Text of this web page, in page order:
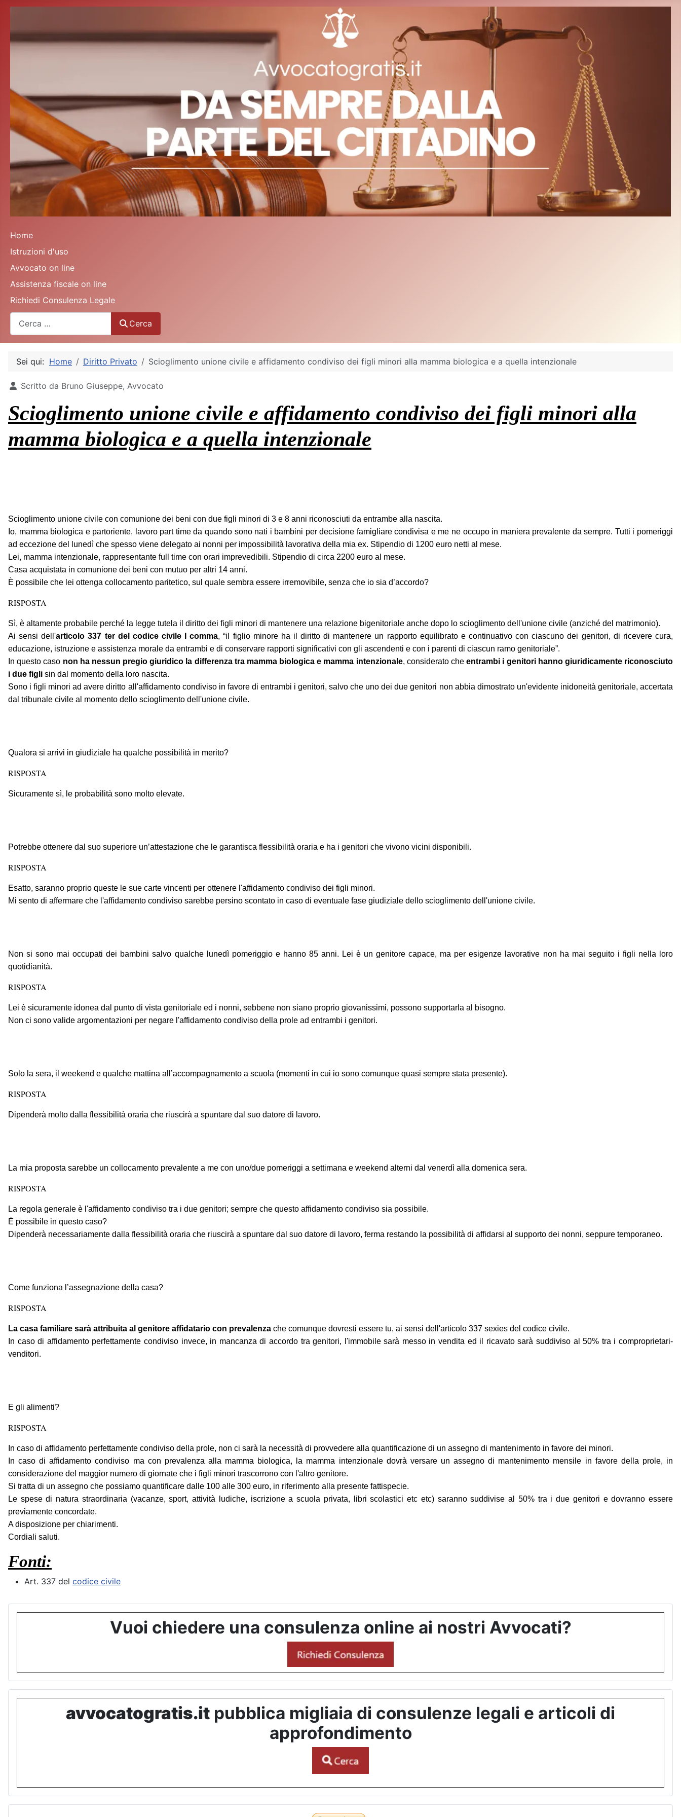
Home
Istruzioni d'uso
Avvocato on line
Assistenza fiscale on line
Richiedi Consulenza Legale
Cerca
Sei qui: Home Diritto Privato Scioglimento unione civile e affidamento condiviso dei figli minori alla mamma biologica e a quella intenzionale
Dettagli
Scritto da Bruno Giuseppe, Avvocato
Scioglimento unione civile e affidamento condiviso dei figli minori alla
mamma biologica e a quella intenzionale
Scioglimento unione civile con comunione dei beni con due figli minori di 3 e 8 anni riconosciuti da entrambe alla nascita.
Io, mamma biologica e partoriente, lavoro part time da quando sono nati i bambini per decisione famigliare condivisa e me ne occupo in maniera prevalente da sempre. Tutti i pomeriggi
ad eccezione del lunedì che spesso viene delegato ai nonni per impossibilità lavorativa della mia ex. Stipendio di 1200 euro netti al mese.
Lei, mamma intenzionale, rappresentante full time con orari imprevedibili. Stipendio di circa 2200 euro al mese.
Casa acquistata in comunione dei beni con mutuo per altri 14 anni.
È possibile che lei ottenga collocamento paritetico, sul quale sembra essere irremovibile, senza che io sia d’accordo?
RISPOSTA
Sì, è altamente probabile perché la legge tutela il diritto dei figli minori di mantenere una relazione bigenitoriale anche dopo lo scioglimento dell'unione civile (anziché del matrimonio).
Ai sensi dell'articolo 337 ter del codice civile I comma, “il figlio minore ha il diritto di mantenere un rapporto equilibrato e continuativo con ciascuno dei genitori, di ricevere cura,
educazione, istruzione e assistenza morale da entrambi e di conservare rapporti significativi con gli ascendenti e con i parenti di ciascun ramo genitoriale”.
In questo caso non ha nessun pregio giuridico la differenza tra mamma biologica e mamma intenzionale, considerato cheentrambi i genitori hanno giuridicamente riconosciuto
i due figli sin dal momento della loro nascita.
Sono i figli minori ad avere diritto all'affidamento condiviso in favore di entrambi i genitori, salvo che uno dei due genitori non abbia dimostrato un'evidente inidoneità genitoriale, accertata
dal tribunale civile al momento dello scioglimento dell'unione civile.
Qualora si arrivi in giudiziale ha qualche possibilità in merito?
RISPOSTA
Sicuramente sì, le probabilità sono molto elevate.
Potrebbe ottenere dal suo superiore un’attestazione che le garantisca flessibilità oraria e ha i genitori che vivono vicini disponibili.
RISPOSTA
Esatto, saranno proprio queste le sue carte vincenti per ottenere l'affidamento condiviso dei figli minori.
Mi sento di affermare che l'affidamento condiviso sarebbe persino scontato in caso di eventuale fase giudiziale dello scioglimento dell'unione civile.
Non si sono mai occupati dei bambini salvo qualche lunedì pomeriggio e hanno 85 anni. Lei è un genitore capace, ma per esigenze lavorative non ha mai seguito i figli nella loro
quotidianità.
RISPOSTA
Lei è sicuramente idonea dal punto di vista genitoriale ed i nonni, sebbene non siano proprio giovanissimi, possono supportarla al bisogno.
Non ci sono valide argomentazioni per negare l'affidamento condiviso della prole ad entrambi i genitori.
Solo la sera, il weekend e qualche mattina all’accompagnamento a scuola (momenti in cui io sono comunque quasi sempre stata presente).
RISPOSTA
Dipenderà molto dalla flessibilità oraria che riuscirà a spuntare dal suo datore di lavoro.
La mia proposta sarebbe un collocamento prevalente a me con uno/due pomeriggi a settimana e weekend alterni dal venerdì alla domenica sera.
RISPOSTA
La regola generale è l'affidamento condiviso tra i due genitori; sempre che questo affidamento condiviso sia possibile.
È possibile in questo caso?
Dipenderà necessariamente dalla flessibilità oraria che riuscirà a spuntare dal suo datore di lavoro, ferma restando la possibilità di affidarsi al supporto dei nonni, seppure temporaneo.
Come funziona l’assegnazione della casa?
RISPOSTA
La casa familiare sarà attribuita al genitore affidatario con prevalenza che comunque dovresti essere tu, ai sensi dell'articolo 337 sexies del codice civile.
In caso di affidamento perfettamente condiviso invece, in mancanza di accordo tra genitori, l'immobile sarà messo in vendita ed il ricavato sarà suddiviso al 50% tra i comproprietari-
venditori.
E gli alimenti?
RISPOSTA
In caso di affidamento perfettamente condiviso della prole, non ci sarà la necessità di provvedere alla quantificazione di un assegno di mantenimento in favore dei minori.
In caso di affidamento condiviso ma con prevalenza alla mamma biologica, la mamma intenzionale dovrà versare un assegno di mantenimento mensile in favore della prole, in
considerazione del maggior numero di giornate che i figli minori trascorrono con l'altro genitore.
Si tratta di un assegno che possiamo quantificare dalle 100 alle 300 euro, in riferimento alla presente fattispecie.
Le spese di natura straordinaria (vacanze, sport, attività ludiche, iscrizione a scuola privata, libri scolastici etc etc) saranno suddivise al 50% tra i due genitori e dovranno essere
previamente concordate.
A disposizione per chiarimenti.
Cordiali saluti.
Fonti:
Art. 337 del codice civile
Vuoi chiedere una consulenza online ai nostri Avvocati?
avvocatogratis.it pubblica migliaia di consulenze legali e articoli di
approfondimento